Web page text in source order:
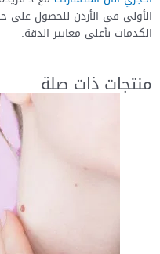
الأولى في الأردن للحصول على
الكدمات بأعلى معايير الدقة.
منتجات ذات صلة